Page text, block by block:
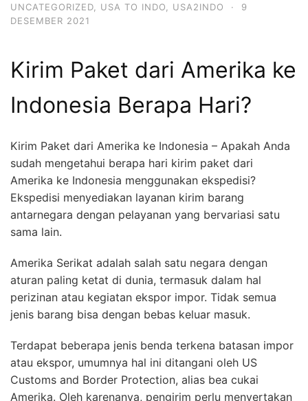
UNCATEGORIZED
USA TO INDO USA2INDO ·
9
DESEMBER 2021
Kirim Paket dari Amerika ke
Indonesia Berapa Hari?
Kirim Paket dari Amerika ke Indonesia – Apakah Anda
sudah mengetahui berapa hari kirim paket dari
Amerika ke Indonesia menggunakan ekspedisi?
Ekspedisi menyediakan layanan kirim barang
antarnegara dengan pelayanan yang bervariasi satu
sama lain.
Amerika Serikat adalah salah satu negara dengan
aturan paling ketat di dunia, termasuk dalam hal
perizinan atau kegiatan ekspor impor. Tidak semua
jenis barang bisa dengan bebas keluar masuk.
Terdapat beberapa jenis benda terkena batasan impor
atau ekspor, umumnya hal ini ditangani oleh US
Customs and Border Protection, alias bea cukai
Amerika. Oleh karenanya, pengirim perlu menyertakan